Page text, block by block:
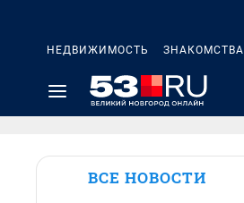
НЕДВИЖИМОСТЬ ЗНАКОМСТВА
ВСЕ НОВОСТИ